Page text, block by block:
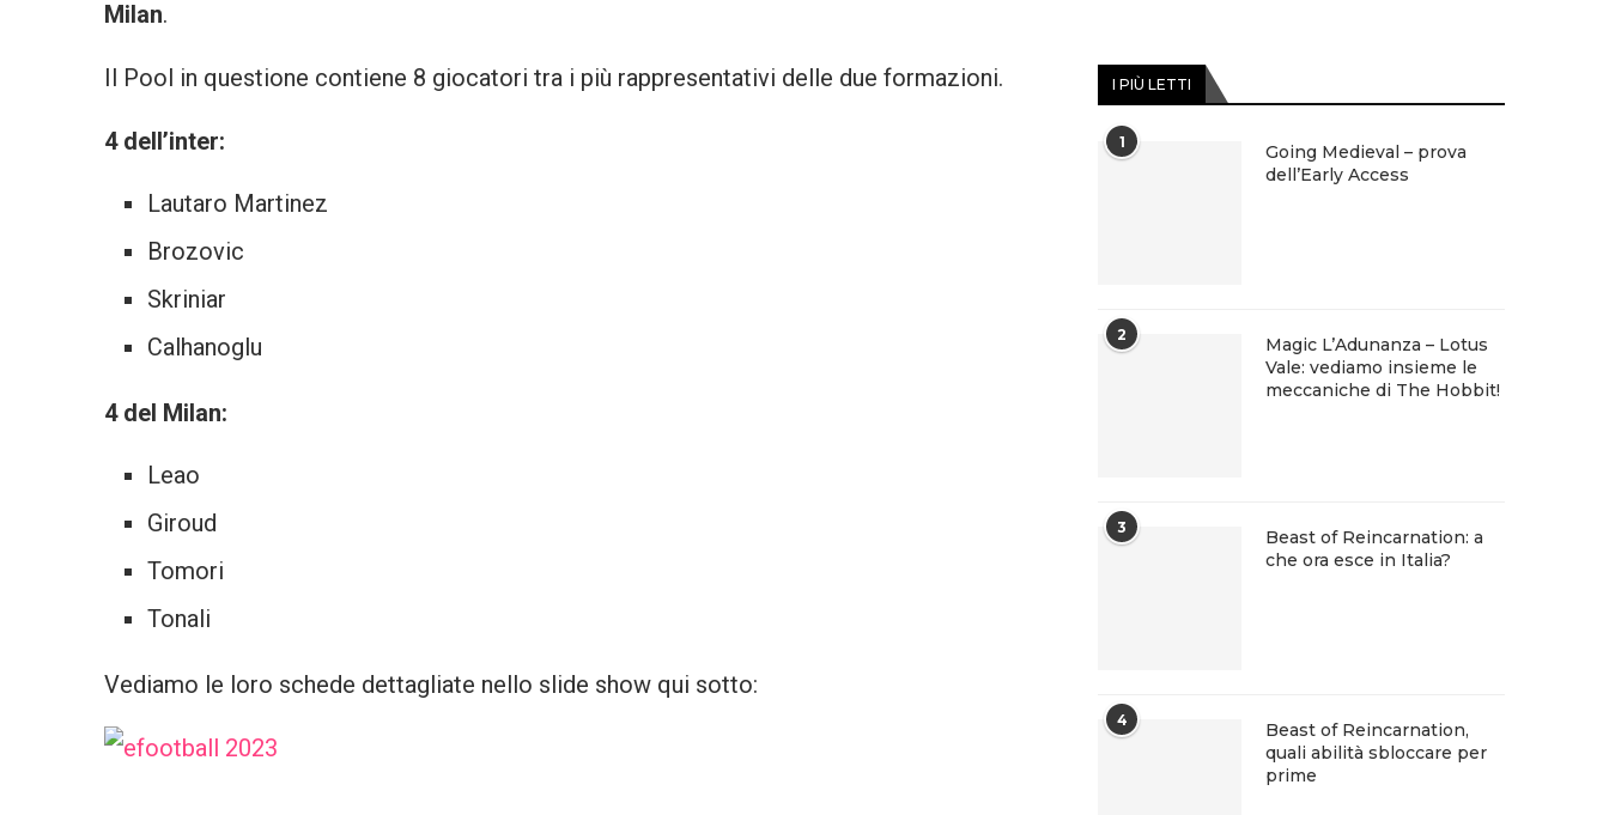
Milan.
Il Pool in questione contiene 8 giocatori tra i più rappresentativi delle due formazioni.
4 dell’inter:
Lautaro Martinez
Brozovic
Skriniar
Calhanoglu
4 del Milan:
Leao
Giroud
Tomori
Tonali
Vediamo le loro schede dettagliate nello slide show qui sotto:
I PIÙ LETTI
1
Going Medieval – prova
dell’Early Access
2
Magic L’Adunanza – Lotus
Vale: vediamo insieme le
meccaniche di The Hobbit!
3
Beast of Reincarnation: a
che ora esce in Italia?
4
Beast of Reincarnation,
quali abilità sbloccare per
prime